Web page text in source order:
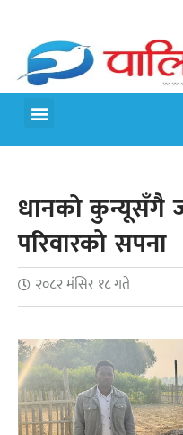
धानको कुन्यूसँगै
परिवारको सपना
२०८२ मंसिर १८ गते